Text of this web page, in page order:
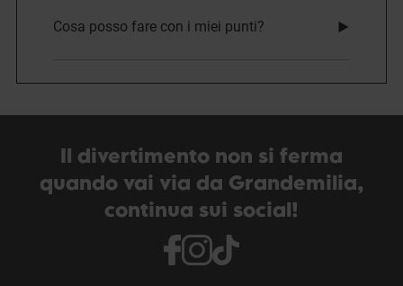
Cosa posso fare con i miei punti?
Il divertimento non si ferma
quando vai via da Grandemilia,
continua sui social!